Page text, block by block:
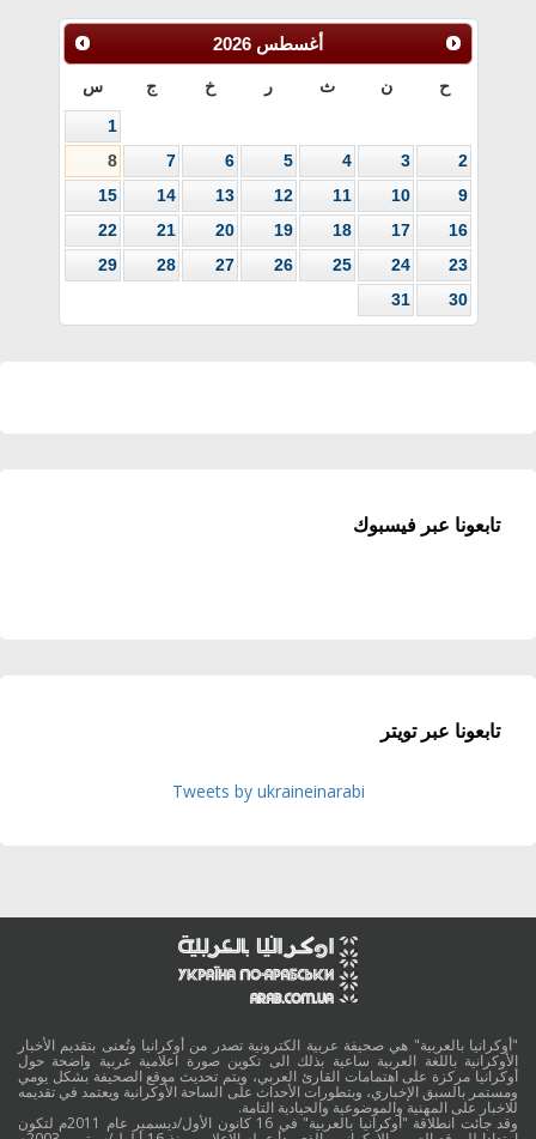
أغسطس 2026
ح ن ث ر خ ج س
1
2
3
4
5
6
7
8
9
10
11
12
13
14
15
16
17
18
19
20
21
22
23
24
25
26
27
28
29
30
31
تابعونا عبر فيسبوك
تابعونا عبر تويتر
Tweets by ukraineinarabi
"أوكرانيا بالعربية" هي صحيفة عربية الكترونية تصدر من أوكرانيا وتُعنى بتقديم الأخبار
الأوكرانية باللغة العربية ساعية بذلك الى تكوين صورة اعلامية عربية واضحة حول
أوكرانيا مركزة على اهتمامات القارئ العربي، ويتم تحديث موقع الصحيفة بشكل يومي
ومستمر بالسبق الإخباري، وبتطورات الأحداث على الساحة الأوكرانية ويعتمد في تقديمه
للاخبار على المهنية والموضوعية والحيادية التامة.
وقد جائت انطلاقة "أوكرانيا بالعربية" في 16 كانون الأول/ديسمبر عام 2011م لتكون